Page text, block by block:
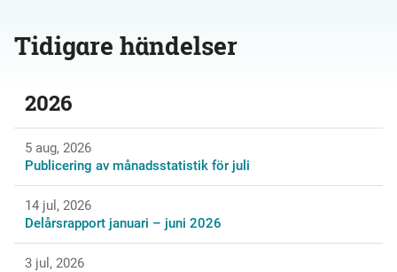
Tidigare händelser
2026
5 aug, 2026
Publicering av månadsstatistik för juli
14 jul, 2026
Delårsrapport januari – juni 2026
3 jul, 2026